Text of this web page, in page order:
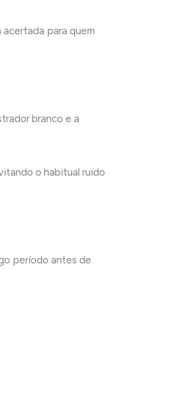
para quem
branco e a
o habitual ruido
período antes de